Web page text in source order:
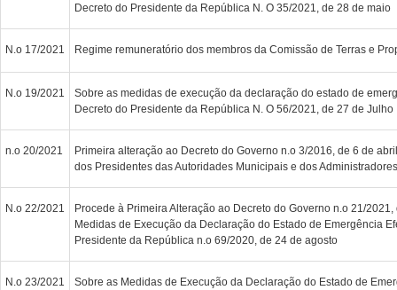
Decreto do Presidente da República N. O 35/2021, de 28 de maio
N.o 17/2021 Regime remuneratório dos membros da Comissão de Terras e
N.o 19/2021
Sobre as medidas de execução da declaração do estado de
Decreto do Presidente da República N. O 56/2021, de 27 de Julho
n.o 20/2021
Primeira alteração ao Decreto do Governo n.o 3/2016, de 6 de
dos Presidentes das Autoridades Municipais e dos
N.o 22/2021
Procede à Primeira Alteração ao Decreto do Governo n.o 21/
Medidas de Execução da Declaração do Estado de Emergência
Presidente da República n.o 69/2020, de 24 de agosto
N.o 23/2021
Sobre as Medidas de Execução da Declaração do Estado de